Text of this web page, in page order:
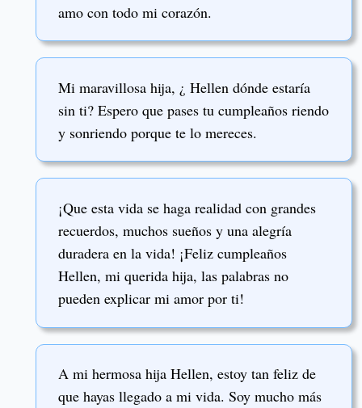
amo con todo mi corazón.
Mi maravillosa hija, ¿ Hellen dónde estaría
sin ti? Espero que pases tu cumpleaños riendo
y sonriendo porque te lo mereces.
¡Que esta vida se haga realidad con grandes
recuerdos, muchos sueños y una alegría
duradera en la vida! ¡Feliz cumpleaños
Hellen, mi querida hija, las palabras no
pueden explicar mi amor por ti!
A mi hermosa hija Hellen, estoy tan feliz de
que hayas llegado a mi vida. Soy mucho más